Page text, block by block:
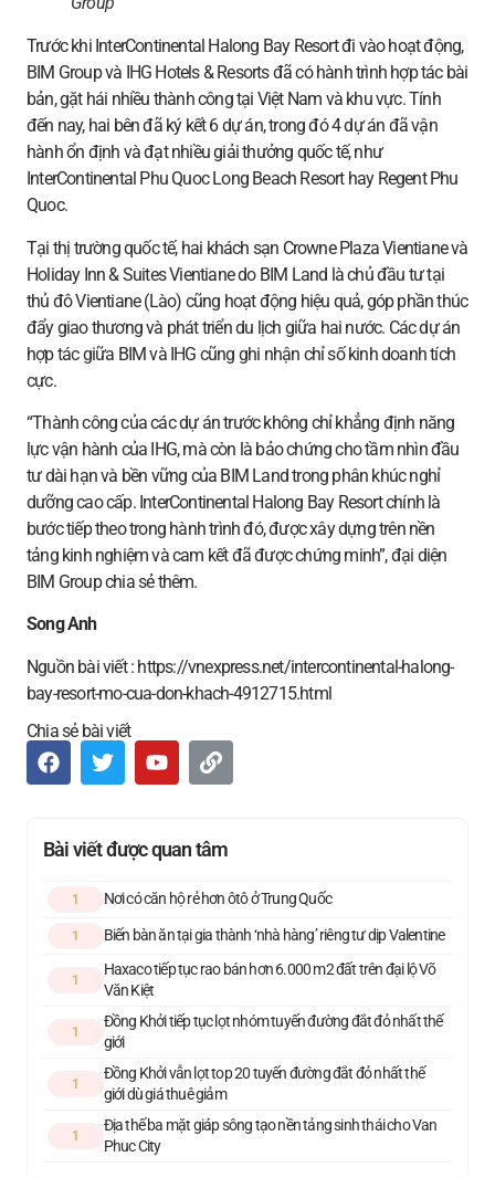
Trước khi InterContinental Halong Bay Resort đi vào hoạt động,
BIM Group và IHG Hotels & Resorts đã có hành trình hợp tác bài
bản, gặt hái nhiều thành công tại Việt Nam và khu vực. Tính
đến nay, hai bên đã ký kết 6 dự án, trong đó 4 dự án đã vận
hành ổn định và đạt nhiều giải thưởng quốc tế, như
InterContinental Phu Quoc Long Beach Resort hay Regent Phu
Quoc.
Tại thị trường quốc tế, hai khách sạn Crowne Plaza Vientiane và
Holiday Inn & Suites Vientiane do BIM Land là chủ đầu tư tại
thủ đô Vientiane (Lào) cũng hoạt động hiệu quả, góp phần thúc
đẩy giao thương và phát triển du lịch giữa hai nước. Các dự án
hợp tác giữa BIM và IHG cũng ghi nhận chỉ số kinh doanh tích
cực.
“Thành công của các dự án trước không chỉ khẳng định năng
lực vận hành của IHG, mà còn là bảo chứng cho tầm nhìn đầu
tư dài hạn và bền vững của BIM Land trong phân khúc nghỉ
dưỡng cao cấp. InterContinental Halong Bay Resort chính là
bước tiếp theo trong hành trình đó, được xây dựng trên nền
tảng kinh nghiệm và cam kết đã được chứng minh”, đại diện
BIM Group chia sẻ thêm.
Song Anh
Nguồn bài viết : https://vnexpress.net/intercontinental-halong-
bay-resort-mo-cua-don-khach-4912715.html
Chia sẻ bài viết
Bài viết được quan tâm
1 Nơi có căn hộ rẻ hơn ôtô ở Trung Quốc
1 Biến bàn ăn tại gia thành ‘nhà hàng’ riêng tư dịp Valentine
1
Haxaco tiếp tục rao bán hơn 6.000 m2 đất trên đại lộ Võ
Văn Kiệt
1
Đồng Khởi tiếp tục lọt nhóm tuyến đường đắt đỏ nhất thế
giới
1
Đồng Khởi vẫn lọt top 20 tuyến đường đắt đỏ nhất thế
giới dù giá thuê giảm
1
Địa thế ba mặt giáp sông tạo nền tảng sinh thái cho Van
Phuc City